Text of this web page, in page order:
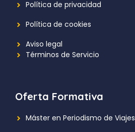
Política de privacidad
Política de cookies
Aviso legal
Términos de Servicio
Oferta Formativa
Máster en Periodismo de Viajes